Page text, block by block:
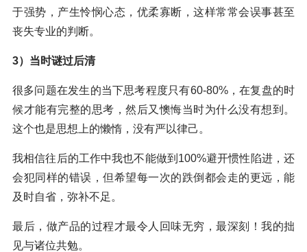
于强势，产生怜悯心态，优柔寡断，这样常常会误事甚至
丧失专业的判断。
3）当时谜过后清
很多问题在发生的当下思考程度只有60-80%，在复盘的时
候才能有完整的思考，然后又懊悔当时为什么没有想到。
这个也是思想上的懒惰，没有严以律己。
我相信往后的工作中我也不能做到100%避开惯性陷进，还
会犯同样的错误，但希望每一次的跌倒都会走的更远，能
及时自省，弥补不足。
最后，做产品的过程才最令人回味无穷，最深刻！我的拙
见与诸位共勉。